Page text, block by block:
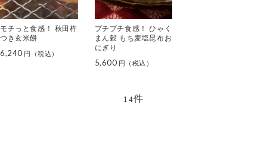
モチっと食感！ 秋田杵
つき玄米餅
6,240
プチプチ食感！ ひゃく
まん穀 もち麦塩昆布お
にぎり
5,600
14件